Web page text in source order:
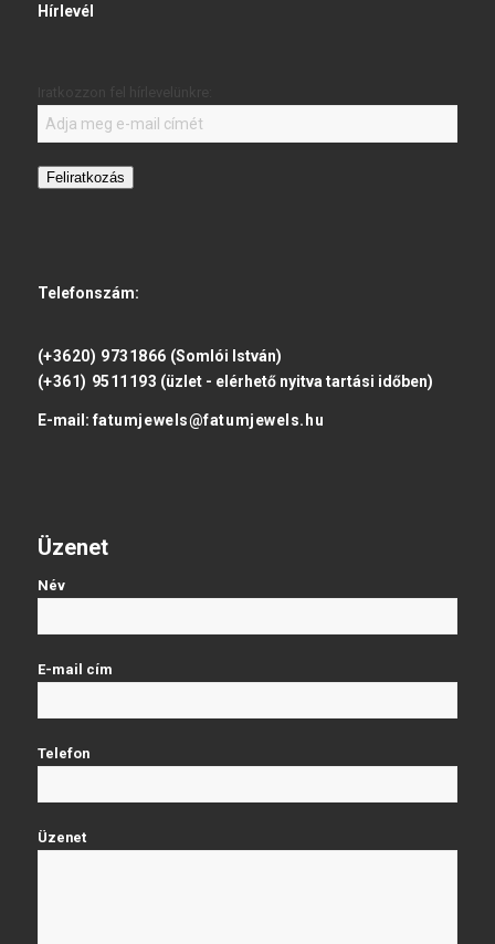
Hírlevél
Feliratkozás
Telefonszám:
(+3620) 9731866 (Somlói István)
(+361) 9511193 (üzlet - elérhető nyitva tartási időben)
E-mail: fatumjewels@fatumjewels.hu
Üzenet
Név
E-mail cím
Telefon
Üzenet